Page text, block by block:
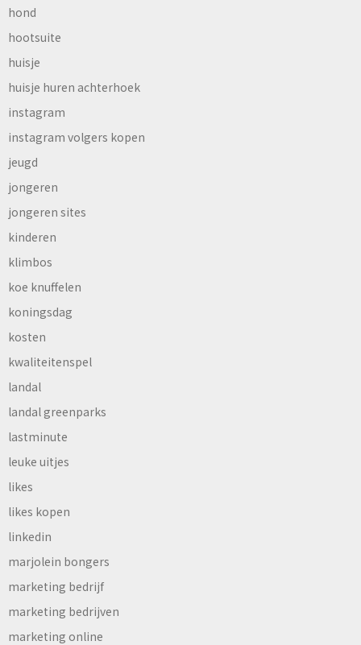
hond
hootsuite
huisje
huisje huren achterhoek
instagram
instagram volgers kopen
jeugd
jongeren
jongeren sites
kinderen
klimbos
koe knuffelen
koningsdag
kosten
kwaliteitenspel
landal
landal greenparks
lastminute
leuke uitjes
likes
likes kopen
linkedin
marjolein bongers
marketing bedrijf
marketing bedrijven
marketing online